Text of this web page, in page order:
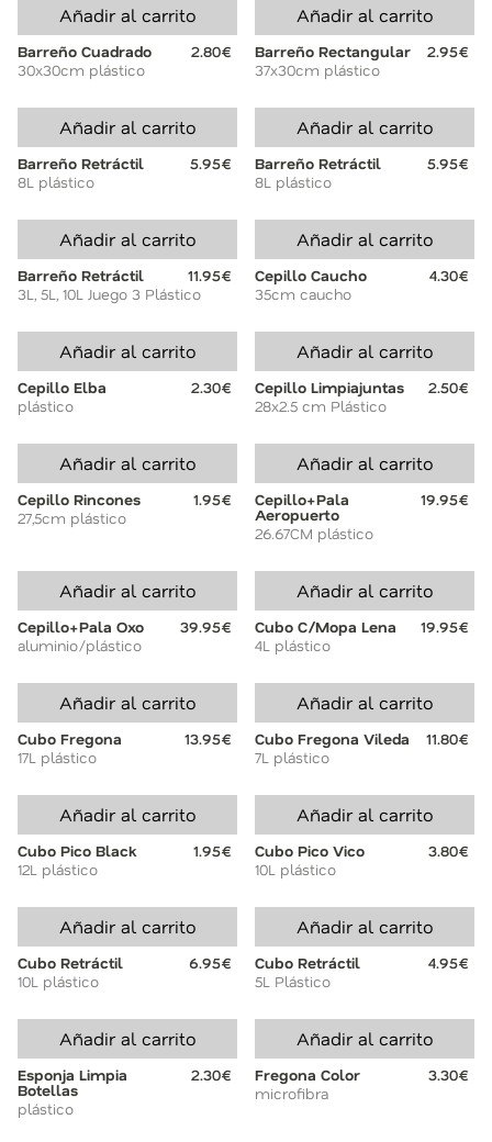
Añadir al carrito
Barreño Cuadrado
2.80€
30x30cm plástico
Añadir al carrito
Barreño Rectangular
2.95€
37x30cm plástico
Añadir al carrito
Barreño Retráctil
5.95€
8L plástico
Añadir al carrito
Barreño Retráctil
5.95€
8L plástico
Añadir al carrito
Barreño Retráctil
11.95€
3L, 5L, 10L Juego 3 Plástico
Añadir al carrito
Cepillo Caucho
4.30€
35cm caucho
Añadir al carrito
Cepillo Elba
2.30€
plástico
Añadir al carrito
Cepillo Limpiajuntas
2.50€
28x2.5 cm Plástico
Añadir al carrito
Cepillo Rincones
1.95€
27,5cm plástico
Añadir al carrito
Cepillo+Pala
Aeropuerto
19.95€
26.67CM plástico
Añadir al carrito
Cepillo+Pala Oxo
39.95€
aluminio/plástico
Añadir al carrito
Cubo C/Mopa Lena
19.95€
4L plástico
Añadir al carrito
Cubo Fregona
13.95€
17L plástico
Añadir al carrito
Cubo Fregona Vileda
11.80€
7L plástico
Añadir al carrito
Cubo Pico Black
1.95€
12L plástico
Añadir al carrito
Cubo Pico Vico
3.80€
10L plástico
Añadir al carrito
Cubo Retráctil
6.95€
10L plástico
Añadir al carrito
Cubo Retráctil
4.95€
5L Plástico
Añadir al carrito
Esponja Limpia
Botellas
2.30€
plástico
Añadir al carrito
Fregona Color
3.30€
microfibra